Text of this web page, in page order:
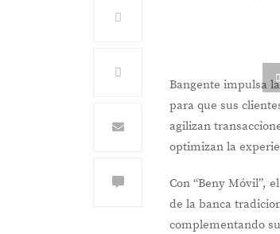
Bangente impulsa
para que sus
agilizan
optimizan la
Con “Beny Móvil”,
de la banca
complementando